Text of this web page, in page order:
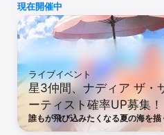
らない！
さあ、伝説の羅針盤が指し示す方
■ アーティスト「Coax」氏が描く
の、ユニークな仲間たちとの出会い
手書きのタッチを再現したハイク
ングで、童話のような世界が描かれ
可愛らしく、華やかで、時には風
ウンドも異なるキャラクターたち
を紡ぐ収集型RPGの面白さを体感し
アニメ風の繊細で魅力的なグラフィ
現在開催中
ライブイベント
星3仲間、ナディア ザ・
ーティスト確率UP募集！
誰もが飛び込みたくなる夏の海を描
ザ・サンドアーティストがピック